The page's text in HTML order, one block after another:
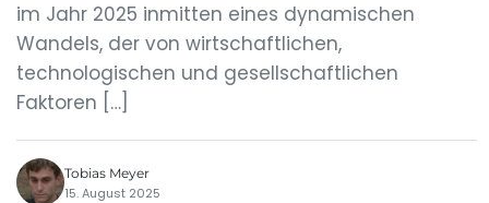
im Jahr 2025 inmitten eines dynamischen
Wandels, der von wirtschaftlichen,
technologischen und gesellschaftlichen
Faktoren […]
Tobias Meyer
15. August 2025